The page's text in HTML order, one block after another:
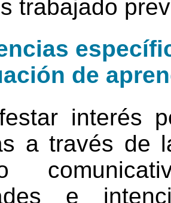
trabajado
de
interés
a través de
e